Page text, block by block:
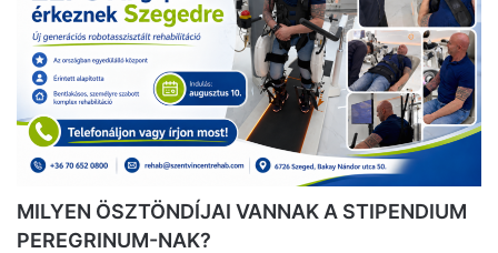
MILYEN ÖSZTÖNDÍJAI VANNAK A STIPENDIUM
PEREGRINUM-NAK?